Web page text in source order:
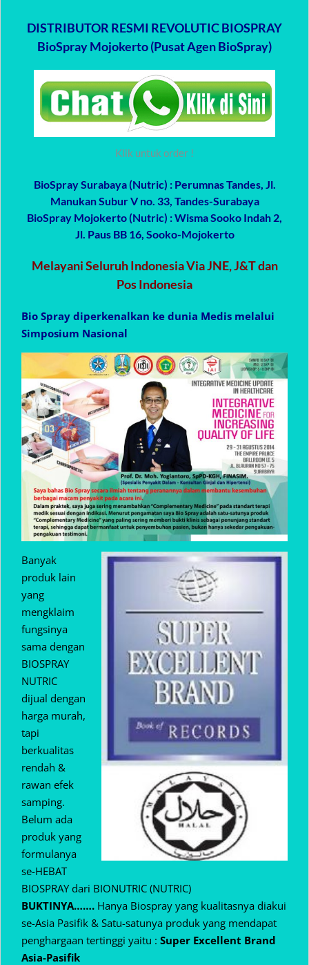
DISTRIBUTOR RESMI REVOLUTIC BIOSPRAY
BioSpray Mojokerto (Pusat Agen BioSpray)
Klik untuk order !
BioSpray Surabaya (Nutric) : Perumnas Tandes, Jl.
Manukan Subur V no. 33, Tandes-Surabaya
BioSpray Mojokerto (Nutric) : Wisma Sooko Indah 2,
Jl. Paus BB 16, Sooko-Mojokerto
Melayani Seluruh Indonesia Via JNE, J&T dan
Pos Indonesia
Bio Spray diperkenalkan ke dunia Medis melalui
Simposium Nasional
Banyak
produk lain
yang
mengklaim
fungsinya
sama dengan
BIOSPRAY
NUTRIC
dijual dengan
harga murah,
tapi
berkualitas
rendah &
rawan efek
samping.
Belum ada
produk yang
formulanya
se-HEBAT
BIOSPRAY dari BIONUTRIC (NUTRIC)
BUKTINYA……. Hanya Biospray yang kualitasnya diakui
se-Asia Pasifik & Satu-satunya produk yang mendapat
penghargaan tertinggi yaitu : Super Excellent Brand
Asia-Pasifik